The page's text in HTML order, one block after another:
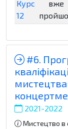
Курс
12
вже
#6.
мистецтва
2021-2022
Мистецтво в